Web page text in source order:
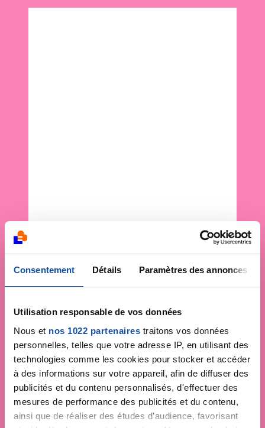
Consentement Détails Paramètres des annonces
Utilisation responsable de vos données
Nous et nos 1022 partenaires traitons vos données
personnelles, telles que votre adresse IP, en utilisant des
technologies comme les cookies pour stocker et accéder
à des informations sur votre appareil, afin de diffuser des
publicités et du contenu personnalisés, d'effectuer des
mesures de performance des publicités et du contenu,
ainsi que de réaliser des études d’audience, favorisant